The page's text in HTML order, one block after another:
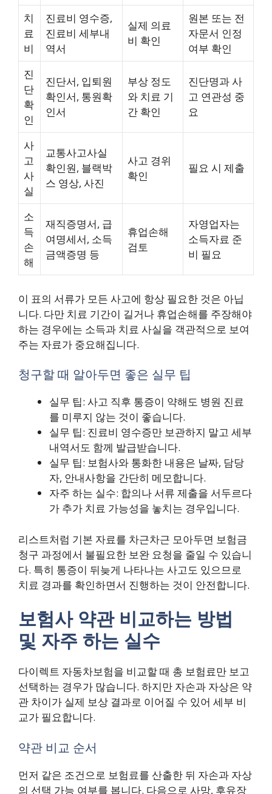
치
료
비
진료비 영수증,
진료비 세부내
역서
실제 의료
비 확인
원본 또는 전
자문서 인정
여부 확인
진
단
확
인
진단서, 입퇴원
확인서, 통원확
인서
부상 정도
와 치료 기
간 확인
진단명과 사
고 연관성 중
요
사
고
사
실
교통사고사실
확인원, 블랙박
스 영상, 사진
사고 경위
확인
필요 시 제출
소
득
손
해
재직증명서, 급
여명세서, 소득
금액증명 등
휴업손해
검토
자영업자는
소득자료 준
비 필요
이 표의 서류가 모든 사고에 항상 필요한 것은 아닙
니다. 다만 치료 기간이 길거나 휴업손해를 주장해야
하는 경우에는 소득과 치료 사실을 객관적으로 보여
주는 자료가 중요해집니다.
청구할 때 알아두면 좋은 실무 팁
실무 팁: 사고 직후 통증이 약해도 병원 진료
를 미루지 않는 것이 좋습니다.
실무 팁: 진료비 영수증만 보관하지 말고 세부
내역서도 함께 발급받습니다.
실무 팁: 보험사와 통화한 내용은 날짜, 담당
자, 안내사항을 간단히 메모합니다.
자주 하는 실수: 합의나 서류 제출을 서두르다
가 추가 치료 가능성을 놓치는 경우입니다.
리스트처럼 기본 자료를 차근차근 모아두면 보험금
청구 과정에서 불필요한 보완 요청을 줄일 수 있습니
다. 특히 통증이 뒤늦게 나타나는 사고도 있으므로
치료 경과를 확인하면서 진행하는 것이 안전합니다.
보험사 약관 비교하는 방법
및 자주 하는 실수
다이렉트 자동차보험을 비교할 때 총 보험료만 보고
선택하는 경우가 많습니다. 하지만 자손과 자상은 약
관 차이가 실제 보상 결과로 이어질 수 있어 세부 비
교가 필요합니다.
약관 비교 순서
먼저 같은 조건으로 보험료를 산출한 뒤 자손과 자상
의 선택 가능 여부를 봅니다. 다음으로 사망, 후유장